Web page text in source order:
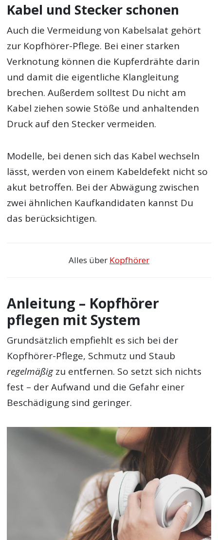
Kabel und Stecker schonen
Auch die Vermeidung von Kabelsalat gehört
zur Kopfhörer-Pflege. Bei einer starken
Verknotung können die Kupferdrähte darin
und damit die eigentliche Klangleitung
brechen. Außerdem solltest Du nicht am
Kabel ziehen sowie Stöße und anhaltenden
Druck auf den Stecker vermeiden.
Modelle, bei denen sich das Kabel wechseln
lässt, werden von einem Kabeldefekt nicht so
akut betroffen. Bei der Abwägung zwischen
zwei ähnlichen Kaufkandidaten kannst Du
das berücksichtigen.
Alles über Kopfhörer
Anleitung – Kopfhörer
pflegen mit System
Grundsätzlich empfiehlt es sich bei der
Kopfhörer-Pflege, Schmutz und Staub
regelmäßigzu entfernen. So setzt sich nichts
fest – der Aufwand und die Gefahr einer
Beschädigung sind geringer.